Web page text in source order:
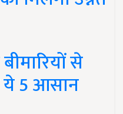
से
5 आसान